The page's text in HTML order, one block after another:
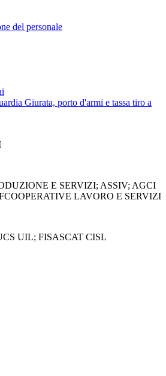
del personale
Giurata, porto d'armi e tassa tiro a
E SERVIZI; ASSIV; AGCI
LAVORO E SERVIZI
UIL; FISASCAT CISL